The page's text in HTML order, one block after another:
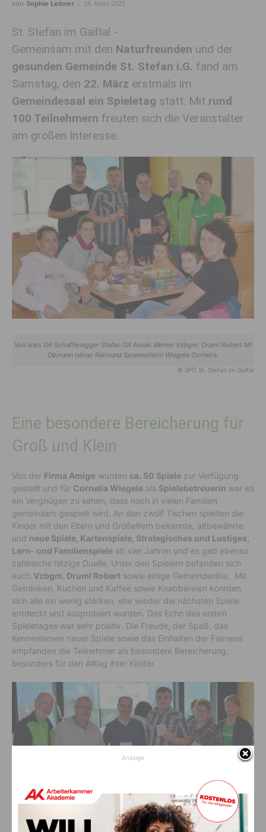
von Sophie Leitner - 26. März 2025
St. Stefan im Gailtal -
Gemeinsam mit den Naturfreunden und der
gesunden Gemeinde St. Stefan i.G. fand am
Samstag, den 22. März erstmals im
Gemeindesaal ein Spieletag statt. Mit rund
100 Teilnehmern freuten sich die Veranstalter
am großen Interesse.
Von links GR Schaffenegger Stefan GR Assek Werner Vzbgm. Druml Robert NF
Obmann Iskrac Raimund Spieleleiterin Wiegele Cornelia.
© SPÖ St. Stefan im Gailtal
Eine besondere Bereicherung für
Groß und Klein
Von der Firma Amigo wurden ca. 50 Spiele zur Verfügung
gestellt und für Cornelia Wiegele als Spielebetreuerin war es
ein Vergnügen zu sehen, dass noch in vielen Familien
gemeinsam gespielt wird. An den zwölf Tischen spielten die
Kinder mit den Eltern und Großeltern bekannte, altbewährte
und neue Spiele, Kartenspiele, Strategisches und Lustiges,
Lern- und Familienspiele ab vier Jahren und es gab ebenso
zahlreiche hitzige Duelle. Unter den Spielern befanden sich
auch Vzbgm. Druml Robert sowie einige Gemeinderäte. Mit
Getränken, Kuchen und Kaffee sowie Knabbereien konnten
sich alle ein wenig stärken, ehe wieder die nächsten Spiele
entdeckt und ausprobiert wurden. Das Echo des ersten
Spieletages war sehr positiv. Die Freude, der Spaß, das
Kennenlernen neuer Spiele sowie das Einhalten der Fairness
empfanden die Teilnehmer als besondere Bereicherung,
besonders für den Alltag ihrer Kinder.
Anzeige